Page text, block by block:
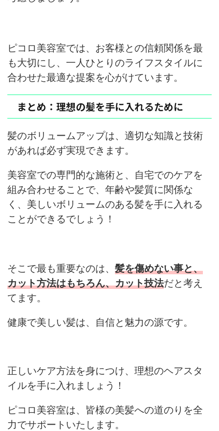
ピコロ美容室では、お客様との信頼関係を最
も大切にし、一人ひとりのライフスタイルに
合わせた最適な提案を心がけています。
まとめ：理想の髪を手に入れるために
髪のボリュームアップは、適切な知識と技術
があれば必ず実現できます。
美容室での専門的な施術と、自宅でのケアを
組み合わせることで、年齢や髪質に関係な
く、美しいボリュームのある髪を手に入れる
ことができるでしょう！
そこで最も重要なのは、 髪を傷めない事と、
カット方法はもちろん、カット技法だと考え
てます。
健康で美しい髪は、自信と魅力の源です。
正しいケア方法を身につけ、理想のヘアスタ
イルを手に入れましょう！
ピコロ美容室は、皆様の美髪への道のりを全
力でサポートいたします。